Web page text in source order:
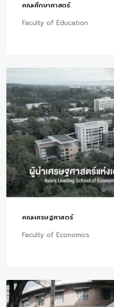
คณะศึกษาศาสตร์
Faculty of Education
คณะเศรษฐศาสตร์
Faculty of Economics